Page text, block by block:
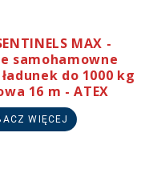
MAX -
samohamowne
do 1000 kg
16 m - ATEX
WIĘCEJ